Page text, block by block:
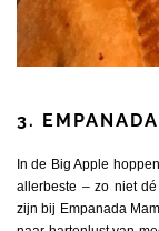
3.
In de Big Apple
allerbeste – zo niet
zijn bij Empanada